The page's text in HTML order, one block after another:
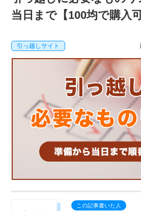
当日まで【100均で購入
引っ越しサイト